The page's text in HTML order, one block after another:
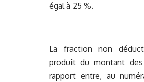
égal à 25 %.
La fraction non
produit du montant
rapport entre, au